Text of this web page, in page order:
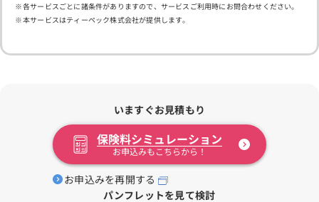
各サービスごとに諸条件がありますので、サービスご利用時にお問合わせください。
本サービスはティーペック株式会社が提供します。
いますぐお見積もり
保険料シミュレーション
お申込みもこちらから！
お申込みを再開する
パンフレットを見て検討